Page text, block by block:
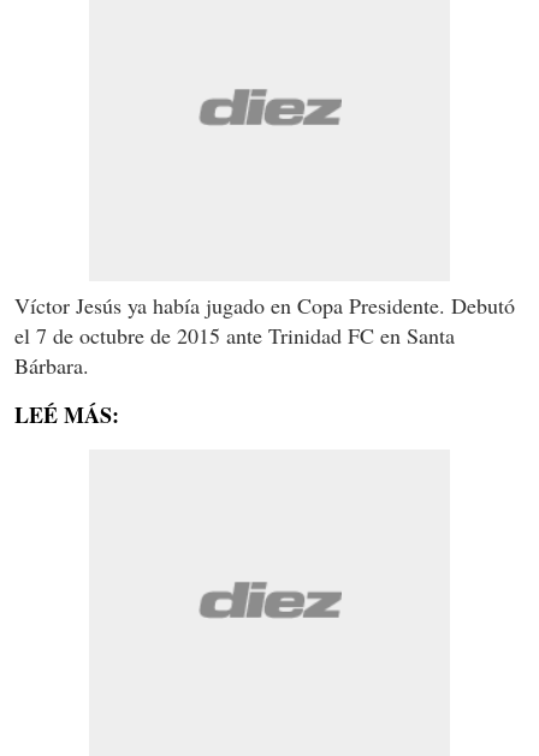
Víctor Jesús ya había jugado en Copa Presidente. Debutó
el 7 de octubre de 2015 ante Trinidad FC en Santa
Bárbara.
LEÉ MÁS: